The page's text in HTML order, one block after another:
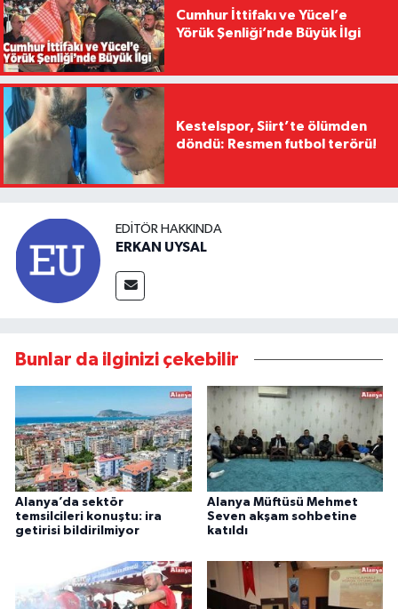
Cumhur İttifakı ve Yücel’e
Yörük Şenliği’nde Büyük İlgi
Kestelspor, Siirt’te ölümden
döndü: Resmen futbol terörü!
EDITÖR HAKKINDA
ERKAN UYSAL
Bunlar da ilginizi çekebilir
Alanya’da sektör
temsilcileri konuştu: ira
getirisi bildirilmiyor
Alanya Müftüsü Mehmet
Seven akşam sohbetine
katıldı